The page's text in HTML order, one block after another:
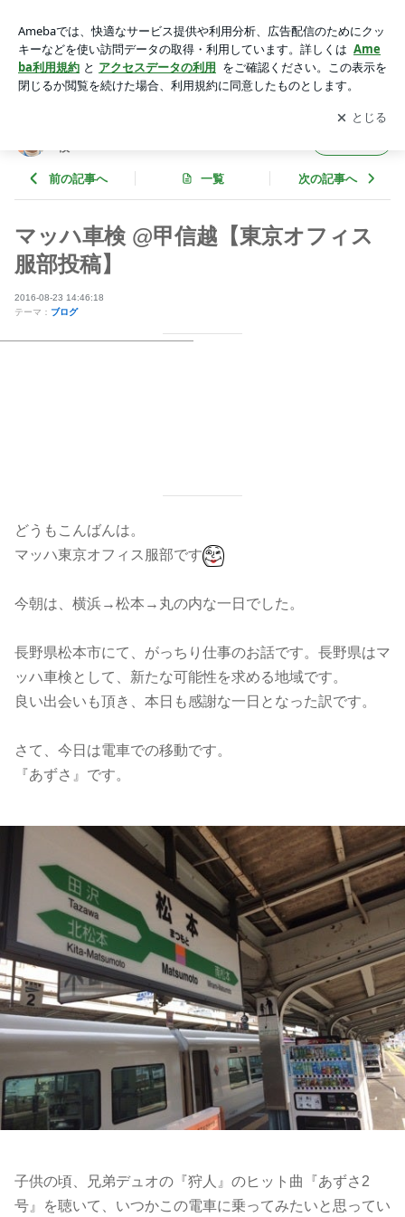
RIVER'S BLOG」withマッハ車検
アプリをダウンロードして ブログの更新通知
を受け取りまし
ょう。
開く
検
前の記事へ 一覧 次の記事へ
マッハ車検 @甲信越【東京オフィス
服部投稿】
2016-08-23 14:46:18
テーマ： ブログ
どうもこんばんは。
マッハ東京オフィス服部です
今朝は、横浜→松本→丸の内な一日でした。
長野県松本市にて、がっちり仕事のお話です。長野県はマ
ッハ車検として、新たな可能性を求める地域です。
良い出会いも頂き、本日も感謝な一日となった訳です。
さて、今日は電車での移動です。
『あずさ』です。
子供の頃、兄弟デュオの『狩人』のヒット曲『あずさ2
号』を聴いて、いつかこの電車に乗ってみたいと思ってい